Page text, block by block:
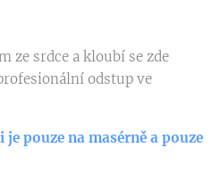
ze srdce a kloubí se zde
odstup ve
pouze na masérně a pouze